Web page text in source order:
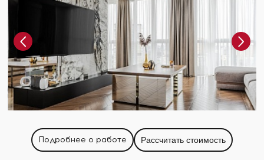
Подробнее о работе Рассчитать стоимость